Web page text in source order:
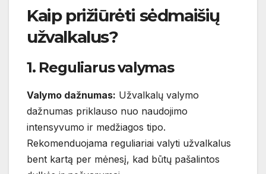
Kaip prižiūrėti sėdmaišių
užvalkalus?
1. Reguliarus valymas
Valymo dažnumas: Užvalkalų valymo
dažnumas priklauso nuo naudojimo
intensyvumo ir medžiagos tipo.
Rekomenduojama reguliariai valyti užvalkalus
bent kartą per mėnesį, kad būtų pašalintos